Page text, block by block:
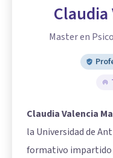
Master en
Claudia Valencia
la Universidad de
formativo impartido